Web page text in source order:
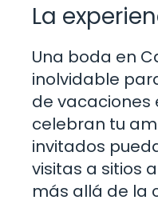
La
Una boda en
inolvidable
de
celebran tu
invitados
visitas a sitios
más allá de la